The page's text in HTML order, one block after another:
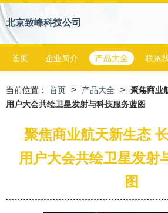
北京致峰科技公司
首页 企业简介 产品大全 联系
当前位置： 首页 > 产品大全 > 聚焦商业
用户大会共绘卫星发射与科技服务蓝图
聚焦商业航天新生态
用户大会共绘卫星发射
图